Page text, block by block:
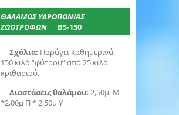
ΘΑΛΑΜΟΣ ΥΔΡΟΠΟΝΙΑΣ
ΖΩΟΤΡΟΦΩΝ BS-150
Σχόλια: Παράγει καθημερινά
150 κιλά “φύτρου” από 25 κιλά
κριθαριού.
Διαστάσεις θαλάμου: 2,50μ Μ
*2,00μ Π * 2,50μ Υ